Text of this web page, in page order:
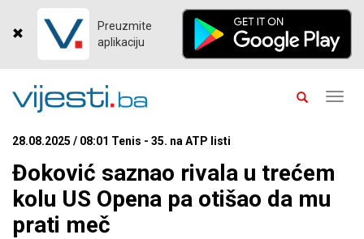
Preuzmite
aplikaciju
28.08.2025 / 08:01 Tenis - 35. na ATP listi
Đoković saznao rivala u trećem
kolu US Opena pa otišao da mu
prati meč